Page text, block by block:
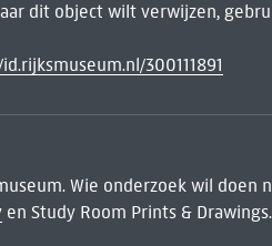
dit object wilt verwijzen,
300111891
Wie onderzoek wil doen
en Study Room Prints & Drawings.